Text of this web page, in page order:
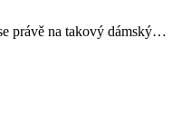
právě na takový dámský…